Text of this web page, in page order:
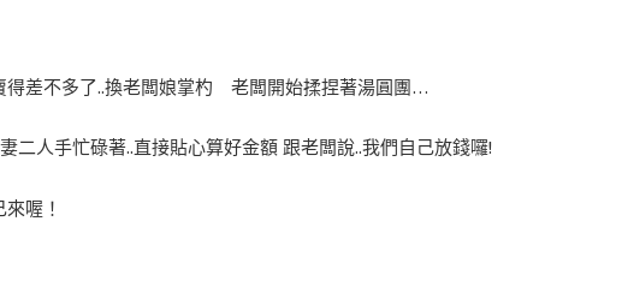
差不多了..換老闆娘掌杓 老闆開始揉捏著湯圓團…
二人手忙碌著..直接貼心算好金額 跟老闆說..我們自己放錢囉!
喔！